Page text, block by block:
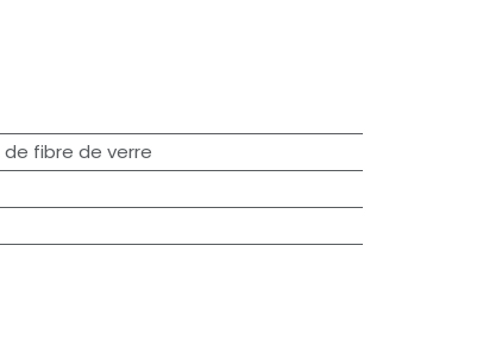
fibre de verre